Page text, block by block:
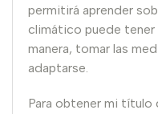
permitirá aprender
climático puede tener
manera, tomar las
adaptarse.
Para obtener mi título